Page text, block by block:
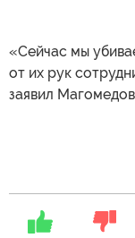
«Сейчас мы
от их рук
заявил